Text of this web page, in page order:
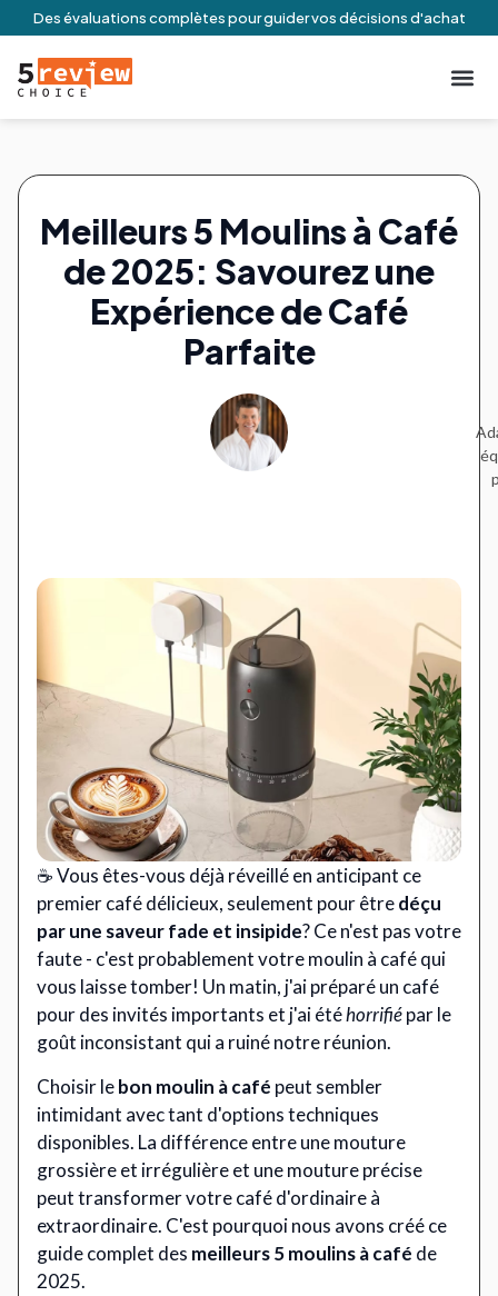
Des évaluations complètes pour guider vos décisions d'achat
Meilleurs 5 Moulins à Café
de 2025: Savourez une
Expérience de Café
Parfaite
☕ Vous êtes-vous déjà réveillé en anticipant ce
premier café délicieux, seulement pour êtredéçu
par une saveur fade et insipide? Ce n'est pas votre
faute - c'est probablement votre moulin à café qui
vous laisse tomber! Un matin, j'ai préparé un café
pour des invités importants et j'ai étéhorrifiépar le
goût inconsistant qui a ruiné notre réunion.
Choisir lebon moulin à café peut sembler
intimidant avec tant d'options techniques
disponibles. La différence entre une mouture
grossière et irrégulière et une mouture précise
peut transformer votre café d'ordinaire à
extraordinaire. C'est pourquoi nous avons créé ce
guide complet des meilleurs 5 moulins à café de
2025.